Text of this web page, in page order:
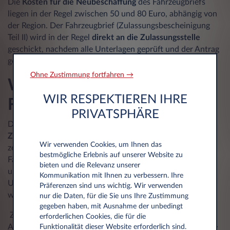
Die Kosten für die Neubeschaffung des Fahrzeugbriefs
liegen in der Regel zwischen 50 und 80 Euro, abhängig von
der Region. Der Fahrzeugbrief (Zulassungsbescheinigung
Teil II) wird in der Regel direkt an die Zulassungsstelle
geschickt, nachdem alle Unterlagen geprüft und der Antrag
genehmigt wurde.
Was beinhaltet der
Fahrzeugbrief im Detail?
Der Fahrzeugbrief, heute offiziell als
Zulassungsbescheinigung Teil II
zentrales Dokument, das den rechtlichen Besitz eines
Fahrzeugs nachweist. Ohne ihn sind viele Vorgänge rund
ums Auto nicht möglich, wie etwa der Verkauf, das
Ummelden oder die Verpfändung des Fahrzeugs. Die
wichtigsten Informationen im Fahrzeugbrief sind:
Zu den wichtigsten Angaben gehören der Name und die
Anschrift des Fahrzeughalters sowie technische Daten wie
Ohne Zustimmung fortfahren →
WIR RESPEKTIEREN IHRE
PRIVATSPHÄRE
Wir verwenden Cookies, um Ihnen das
bestmögliche Erlebnis auf unserer Website zu
bieten und die Relevanz unserer
Kommunikation mit Ihnen zu verbessern. Ihre
Präferenzen sind uns wichtig. Wir verwenden
nur die Daten, für die Sie uns Ihre Zustimmung
gegeben haben, mit Ausnahme der unbedingt
erforderlichen Cookies, die für die
Funktionalität dieser Website erforderlich sind.